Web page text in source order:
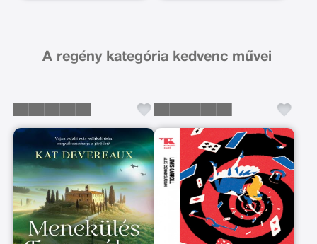
A regény kategória kedvenc művei